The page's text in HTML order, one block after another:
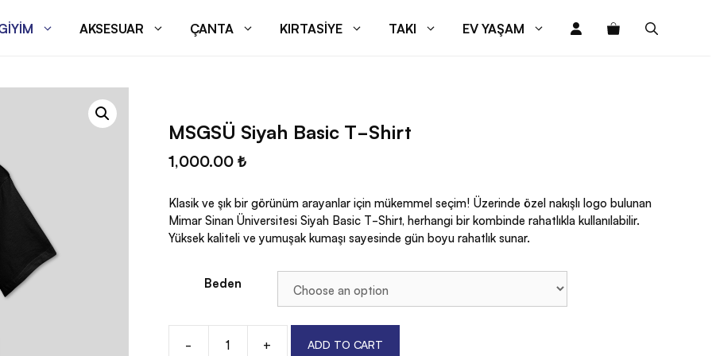
AKSESUAR ÇANTA KIRTASIYE TAKI EV YAŞAM
MSGSÜ Siyah Basic T-Shirt
1,000.00₺
Klasik ve şık bir görünüm arayanlar için mükemmel seçim! Üzerinde özel nakışlı logo bulunan
Mimar Sinan Üniversitesi Siyah Basic T-Shirt, herhangi bir kombinde rahatlıkla kullanılabilir.
Yüksek kaliteli ve yumuşak kumaşı sayesinde gün boyu rahatlık sunar.
Beden
-
MSGSÜ
+ ADD TO CART